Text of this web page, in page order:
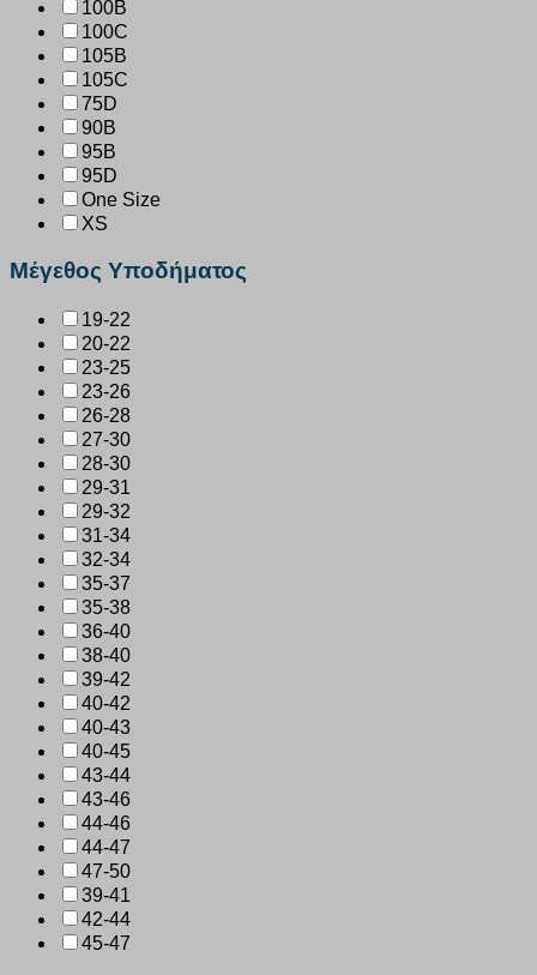
100B
100C
105B
105C
75D
90B
95B
95D
One Size
XS
Μέγεθος Υποδήματος
19-22
20-22
23-25
23-26
26-28
27-30
28-30
29-31
29-32
31-34
32-34
35-37
35-38
36-40
38-40
39-42
40-42
40-43
40-45
43-44
43-46
44-46
44-47
47-50
39-41
42-44
45-47